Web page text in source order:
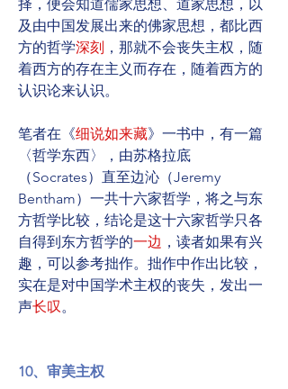
择，便会知道儒家思想、道家思想，以
及由中国发展出来的佛家思想，都比西
方的哲学深刻 ，那就不会丧失主权，随
着西方的存在主义而存在，随着西方的
认识论来认识。
笔者在《细说如来藏》一书中，有一篇
〈哲学东西〉，由苏格拉底
（Socrates）直至边沁（Jeremy
Bentham）一共十六家哲学，将之与东
方哲学比较，结论是这十六家哲学只各
自得到东方哲学的一边 ，读者如果有兴
趣，可以参考拙作。拙作中作出比较，
实在是对中国学术主权的丧失，发出一
声长叹。
10、审美主权